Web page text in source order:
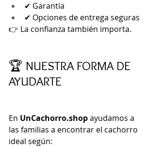
✔ Garantía
✔ Opciones de entrega seguras
👉 La confianza también importa.
🏆 NUESTRA FORMA DE
AYUDARTE
En UnCachorro.shop ayudamos a
las familias a encontrar el cachorro
ideal según: